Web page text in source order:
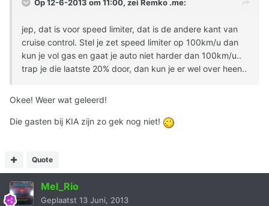
Op 12-6-2013 om 11:00, zei Remko .me:
jep, dat is voor speed limiter, dat is de andere kant van
cruise control. Stel je zet speed limiter op 100km/u dan
kun je vol gas en gaat je auto niet harder dan 100km/u..
trap je die laatste 20% door, dan kun je er wel over heen..
Okee! Weer wat geleerd!
Die gasten bij KIA zijn zo gek nog niet!
Quote
Mel_Rio
Geplaatst 13 Juni, 2013